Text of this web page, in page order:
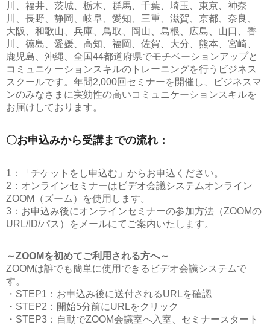
川、福井、茨城、栃木、群馬、千葉、埼玉、東京、神奈
川、長野、静岡、岐阜、愛知、三重、滋賀、京都、奈良、
大阪、和歌山、兵庫、鳥取、岡山、島根、広島、山口、香
川、徳島、愛媛、高知、福岡、佐賀、大分、熊本、宮崎、
鹿児島、沖縄、全国44都道府県でモチベーションアップと
コミュニケーションスキルのトレーニングを行うビジネス
スクールです。年間2,000回セミナーを開催し、ビジネスマ
ンのみなさまに実効性の高いコミュニケーションスキルを
お届けしております。
〇お申込みから受講までの流れ：
1：「チケットをし申込む」からお申込ください。
2：オンラインセミナーはビデオ会議システムオンライン
ZOOM（ズーム）を使用します。
3：お申込み後にオンラインセミナーの参加方法（ZOOMの
URL/ID/パス）をメールにてご案内いたします。
～ZOOMを初めてご利用される方へ～
ZOOMは誰でも簡単に使用できるビデオ会議システムで
す。
・STEP1：お申込み後に送付されるURLを確認
・STEP2：開始5分前にURLをクリック
・STEP3：自動でZOOM会議室へ入室、セミナースタート